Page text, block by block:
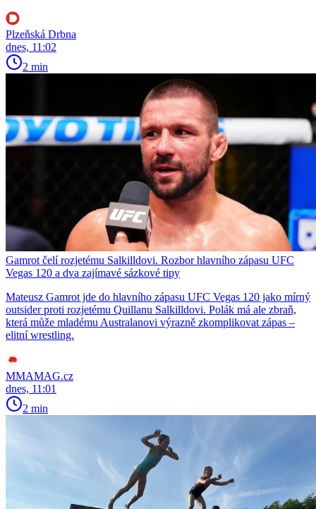
Plzeňská Drbna
dnes, 11:02
2 min
Gamrot čelí rozjetému Salkilldovi. Rozbor hlavního zápasu UFC
Vegas 120 a dva zajímavé sázkové tipy
Mateusz Gamrot jde do hlavního zápasu UFC Vegas 120 jako mírný
outsider proti rozjetému Quillanu Salkilldovi. Polák má ale zbraň,
která může mladému Australanovi výrazně zkomplikovat zápas –
elitní wrestling.
MMAMAG.cz
dnes, 11:01
2 min